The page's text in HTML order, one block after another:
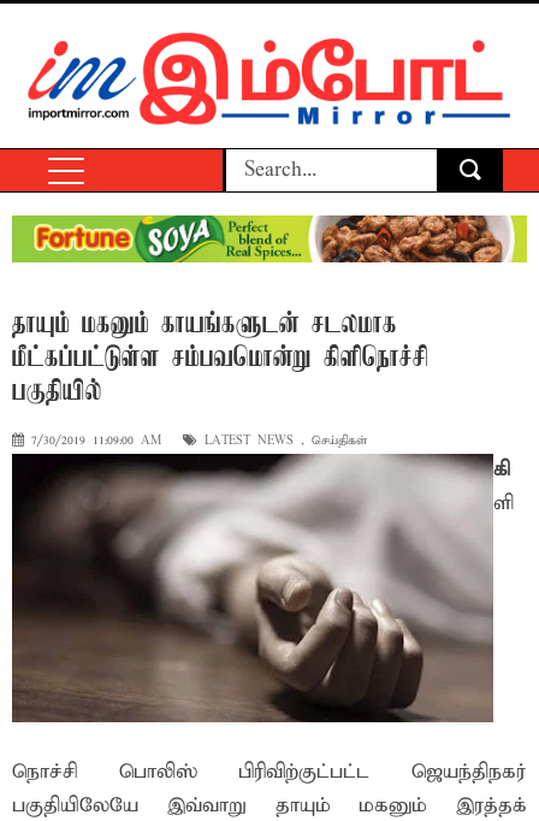
தாயும் மகனும் காயங்களுடன் சடலமாக
மீட்கப்பட்டுள்ள சம்பவமொன்று கிளிநொச்சி
பகுதியில்
7/30/2019 11:09:00 AM LATEST NEWS , செய்திகள்
கி
ளி
நொச்சி பொலிஸ் பிரிவிற்குட்பட்ட ஜெயந்திநகர்
பகுதியிலேயே இவ்வாறு தாயும் மகனும் இரத்தக்